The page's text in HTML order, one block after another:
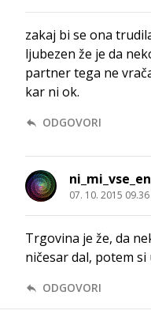
zakaj bi se ona
ljubezen že je da
partner tega ne
kar ni ok.
ODGOVORI
07. 10. 2015 09.36
Trgovina je že, da
ničesar dal, potem si
ODGOVORI